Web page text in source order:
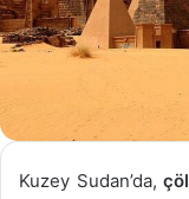
Kuzey Sudan’da, çöl